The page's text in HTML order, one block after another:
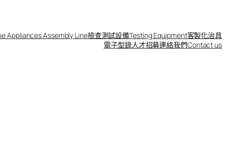
Appliances Assembly Line檢查測試設備Testing Equipment客製化治具
電子型錄人才招募連絡我們Contact us